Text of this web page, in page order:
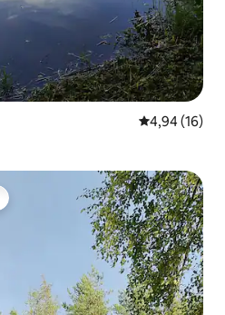
Évaluation
4,94 (16)